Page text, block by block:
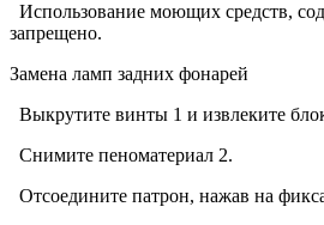
Использование моющих средств,
запрещено.
Замена ламп задних фонарей
Выкрутите винты 1 и извлеките
Снимите пеноматериал 2.
Отсоедините патрон, нажав на